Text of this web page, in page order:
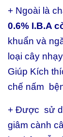
+ Ngoài là
0.6% I.B.A
khuẩn và
loại cây
Giúp Kích
chế nấm
+ Được sử
giâm cành